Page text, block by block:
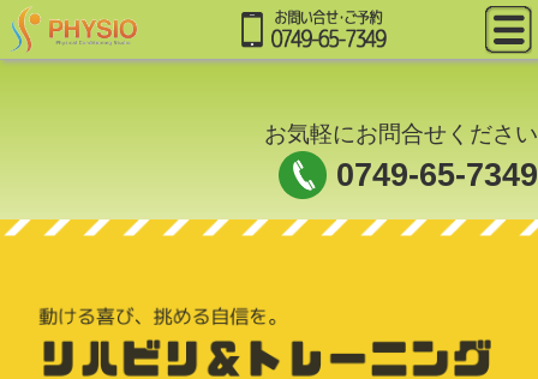
お気軽にお問合せください
0749-65-7349